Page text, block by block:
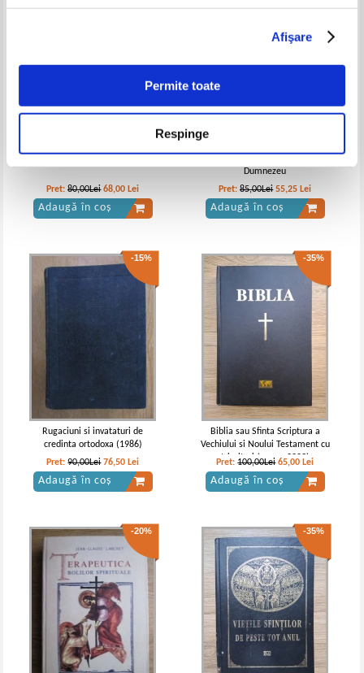
Afişare
Permite toate
Respinge
Pret:80,00Lei 68,00 Lei
Adaugă în coș
Dumnezeu
Pret:85,00Lei 55,25 Lei
Adaugă în coș
-15%
Rugaciuni si invataturi de
credinta ortodoxa (1986)
Pret:90,00Lei 76,50 Lei
Adaugă în coș
-35%
Biblia sau Sfinta Scriptura a
Vechiului si Noului Testament cu
trimiteri (aprox. 2003)
Pret:100,00Lei 65,00 Lei
Adaugă în coș
-20% -35%